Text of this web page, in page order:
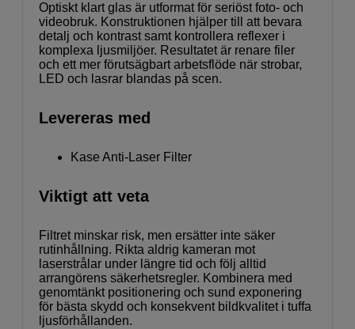
Optiskt klart glas är utformat för seriöst foto- och
videobruk. Konstruktionen hjälper till att bevara
detalj och kontrast samt kontrollera reflexer i
komplexa ljusmiljöer. Resultatet är renare filer
och ett mer förutsägbart arbetsflöde när strobar,
LED och lasrar blandas på scen.
Levereras med
Kase Anti-Laser Filter
Viktigt att veta
Filtret minskar risk, men ersätter inte säker
rutinhållning. Rikta aldrig kameran mot
laserstrålar under längre tid och följ alltid
arrangörens säkerhetsregler. Kombinera med
genomtänkt positionering och sund exponering
för bästa skydd och konsekvent bildkvalitet i tuffa
ljusförhållanden.